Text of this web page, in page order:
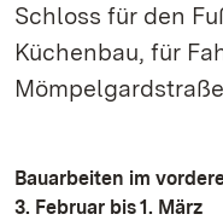
Schloss für den
Küchenbau, für
Bauarbeiten im
3. Februar bis 1. März